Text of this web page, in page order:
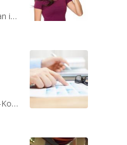
Kinerja reksadana saham kelolaan PT Shinhan Asset Management ini melampaui IHSG dan indeks acuannya
Archipelago Balance Fund menyabet dua penghargaan gold winner dalam ajang Bareksa-Kontan Fund Awards 2018